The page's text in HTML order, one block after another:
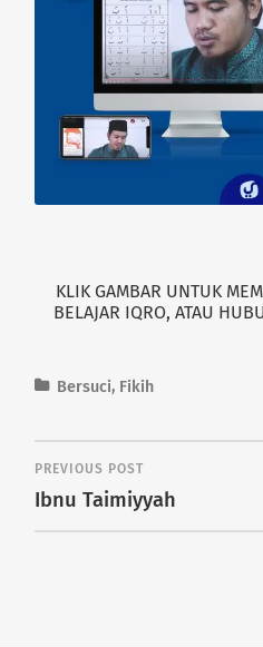
KLIK GAMBAR UNTUK
BELAJAR IQRO, ATAU
Bersuci, Fikih
PREVIOUS POST
Ibnu Taimiyyah